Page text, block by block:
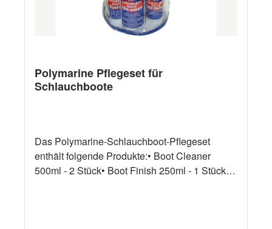
Polymarine Pflegeset für
Schlauchboote
Das Polymarine-Schlauchboot-Pflegeset
enthält folgende Produkte:• Boot Cleaner
500ml - 2 Stück• Boot Finish 250ml - 1 Stück•